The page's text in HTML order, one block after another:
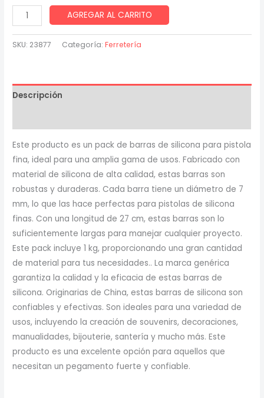
Barra
de
silicona
calor
*
finito
7
mm
*27
cm
cantidad
AGREGAR AL CARRITO
SKU: 23877 Categoría:Ferretería
Descripción
Este producto es un pack de barras de silicona para pistola
fina, ideal para una amplia gama de usos. Fabricado con
material de silicona de alta calidad, estas barras son
robustas y duraderas. Cada barra tiene un diámetro de 7
mm, lo que las hace perfectas para pistolas de silicona
finas. Con una longitud de 27 cm, estas barras son lo
suficientemente largas para manejar cualquier proyecto.
Este pack incluye 1 kg, proporcionando una gran cantidad
de material para tus necesidades.. La marca genérica
garantiza la calidad y la eficacia de estas barras de
silicona. Originarias de China, estas barras de silicona son
confiables y efectivas. Son ideales para una variedad de
usos, incluyendo la creación de souvenirs, decoraciones,
manualidades, bijouterie, santería y mucho más. Este
producto es una excelente opción para aquellos que
necesitan un pegamento fuerte y confiable.